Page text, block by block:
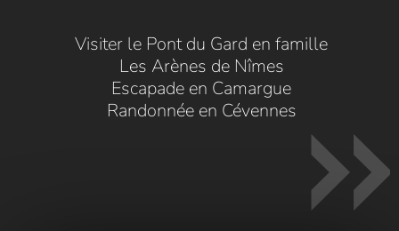
Visiter le Pont du Gard en famille
Les Arènes de Nîmes
Escapade en Camargue
Randonnée en Cévennes